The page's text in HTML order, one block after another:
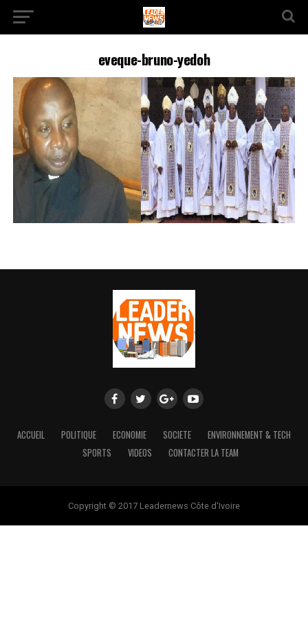
eveque-bruno-yedoh
ACCUEIL POLITIQUE ECONOMIE SOCIETE
ENVIRONNEMENT & TECH
SPORTS
VIDEOS CONTACTER LA TEAM
Copyright © 2017 Leadernews Côte d'Ivoire